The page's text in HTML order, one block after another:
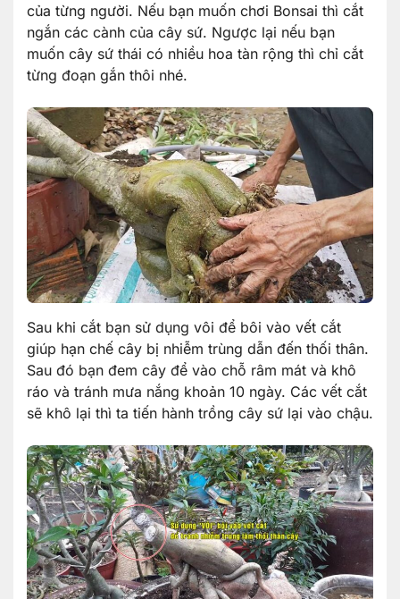
của từng người. Nếu bạn muốn chơi Bonsai thì cắt
ngắn các cành của cây sứ. Ngược lại nếu bạn
muốn cây sứ thái có nhiều hoa tàn rộng thì chỉ cắt
từng đoạn gắn thôi nhé.
Sau khi cắt bạn sử dụng vôi để bôi vào vết cắt
giúp hạn chế cây bị nhiễm trùng dẫn đến thối thân.
Sau đó bạn đem cây để vào chỗ râm mát và khô
ráo và tránh mưa nắng khoản 10 ngày. Các vết cắt
sẽ khô lại thì ta tiến hành trồng cây sứ lại vào chậu.